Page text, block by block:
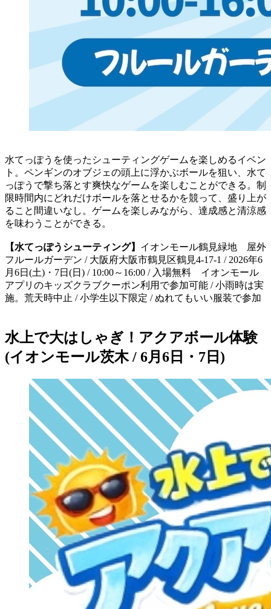
水てっぽうを使ったシューティングゲームを楽しめるイベン
ト。ペンギンのオブジェの頭上に浮かぶボールを狙い、水て
っぽうで撃ち落とす爽快なゲームを楽しむことができる。制
限時間内にどれだけボールを落とせるかを競って、盛り上が
ること間違いなし。ゲームを楽しみながら、達成感と清涼感
を味わうことができる。
【水てっぽうシューティング】 イオンモール鶴見緑地 屋外
フルールガーデン / 大阪府大阪市鶴見区鶴見4-17-1 / 2026年6
月6日(土)・7日(日) / 10:00～16:00 / 入場無料 イオンモール
アプリのキッズクラブクーポン利用で参加可能 / 小雨時は実
施。荒天時中止 / 小学生以下限定 / ぬれてもいい服装で参加
水上で大はしゃぎ！アクアボール体験
(イオンモール茨木 / 6月6日・7日)